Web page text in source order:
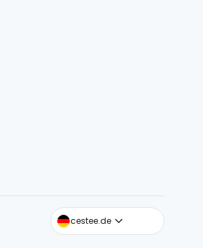
cestee.de
cestee.com
cestee.sk